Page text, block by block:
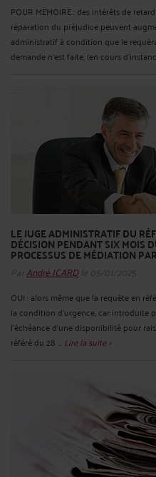
POUR MEMOIRE : des intérêts de
réparation du préjudice peuvent
administratif à condition que le
demande n’est faite, (en cours
LE JUGE ADMINISTRATIF DU
DÉCISION PENDANT SIX MOIS
PROCESSUS DE MÉDIATION
ParAndré ICARDle 05/01/2025
OUI : alors même que la requête en
la condition d’urgence, car introduite
l’échéance d’une disponibilité pour
référé du 28 ... Lire la suite >